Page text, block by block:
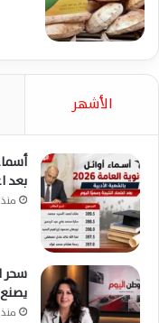
الأشهر
بعد
سحر
يصنع
منذ 18 ساعة